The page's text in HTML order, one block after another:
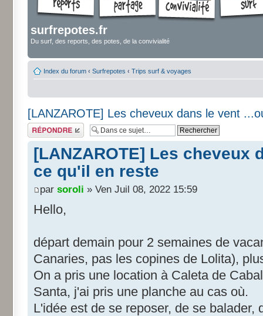
surfrepotes.fr
Du surf, des reports, des potes, de la convivialité
Index du forum ‹ Surfrepotes ‹ Trips surf & voyages
[LANZAROTE] Les cheveux dans le vent
Répondre
[LANZAROTE] Les cheveux
ce qu'il en reste
par soroli » Ven Juil 08, 2022 15:59
Hello,
départ demain pour 2 semaines de
Canaries, pas les copines de Lolita),
On a pris une location à Caleta de
Santa, j'ai pris une planche au cas où.
L'idée est de se reposer, de se balader,